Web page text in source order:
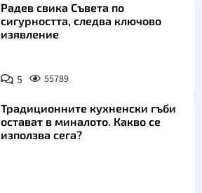
Радев свика Съвета по
сигурността, следва ключово
изявление
5 55789
Традиционните кухненски гъби
остават в миналото. Какво се
използва сега?